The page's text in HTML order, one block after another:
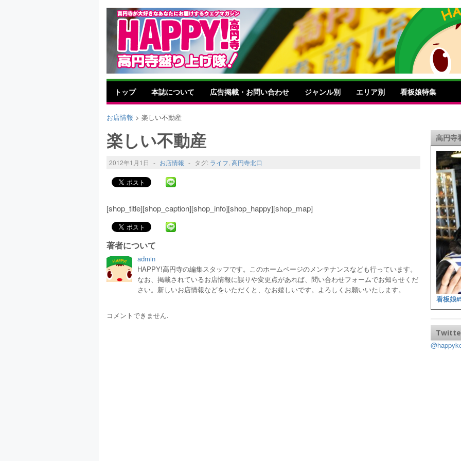
トップ 本誌について 広告掲載・お問い合わせ ジャンル別 エリア別 看板娘特集
お店情報 > 楽しい不動産
楽しい不動産
2012年1月1日 - お店情報 - タグ: ライフ, 高円寺北口
[shop_title][shop_caption][shop_info][shop_happy][shop_map]
著者について
admin
HAPPY!高円寺の編集スタッフです。このホームページのメンテナンスなども行っています。
なお、掲載されているお店情報に誤りや変更点があれば、問い合わせフォームでお知らせくだ
さい。新しいお店情報などをいただくと、なお嬉しいです。よろしくお願いいたします。
コメントできません.
高円寺
看板娘